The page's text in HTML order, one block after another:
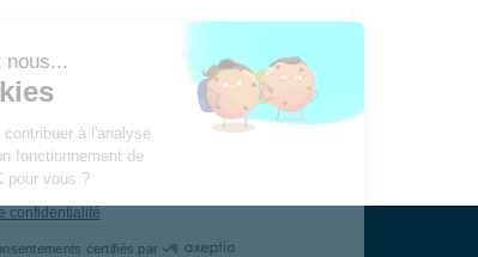
Bonjour c'est nous...
Les Cookies
Notre rôle est de contribuer à l'analyse
du trafic et au bon fonctionnement de
ce site. C'est OK pour vous ?
Lire la politique de confidentialité
Consentements certifiés par